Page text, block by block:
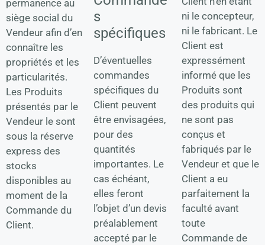
permanence au
siège social du
Vendeur afin d’en
connaître les
propriétés et les
particularités.
Les Produits
présentés par le
Vendeur le sont
sous la réserve
express des
stocks
disponibles au
moment de la
Commande du
Client.
s
spécifiques
D’éventuelles
commandes
spécifiques du
Client peuvent
être envisagées,
pour des
quantités
importantes. Le
cas échéant,
elles feront
l’objet d’un devis
préalablement
accepté par le
ni le concepteur,
ni le fabricant. Le
Client est
expressément
informé que les
Produits sont
des produits qui
ne sont pas
conçus et
fabriqués par le
Vendeur et que le
Client a eu
parfaitement la
faculté avant
toute
Commande de